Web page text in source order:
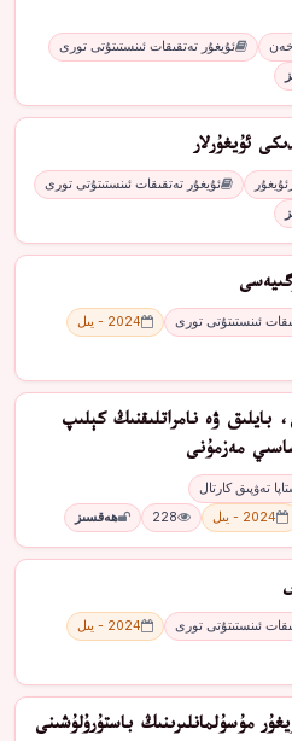
ئۇيغۇر تەتقىقات ئىنستىتۇتى تورى
ئۇيغۇرلار
ئۇيغۇر تەتقىقات ئىنستىتۇتى تورى
ئىنستىتۇتى تورى
2024 - يىل
بايلىق ۋە نامراتلىقنىڭ كېلىپ
مەزمۇنى
تەۋپىق كارتال
2024 - يىل 228 ھەقسىز
ئىنستىتۇتى تورى
2024 - يىل
مۇسۇلمانلىرىنىڭ باستۇرۇلۇشىنى